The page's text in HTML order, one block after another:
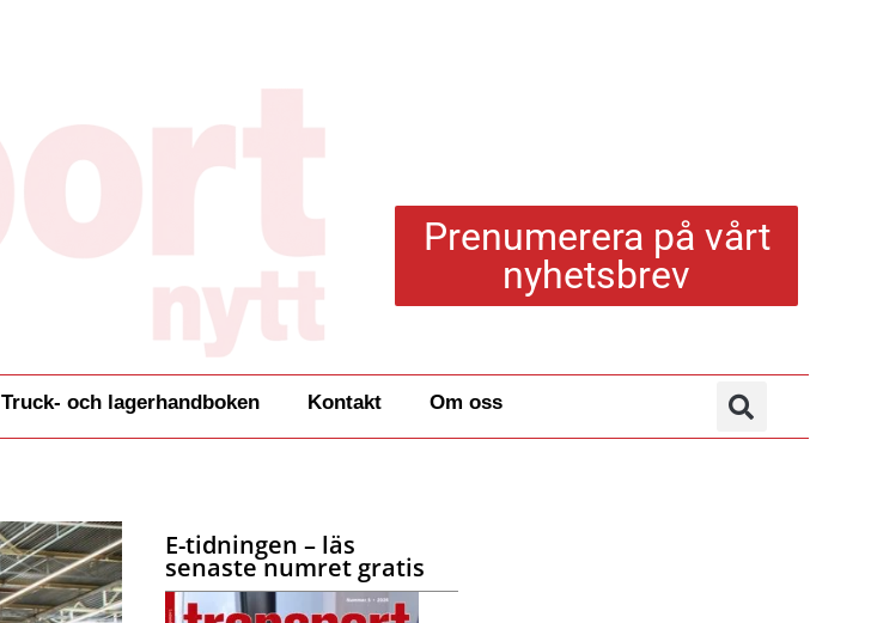
Prenumerera på vårt
nyhetsbrev
Truck- och lagerhandboken Kontakt Om oss
E-tidningen – läs
senaste numret gratis